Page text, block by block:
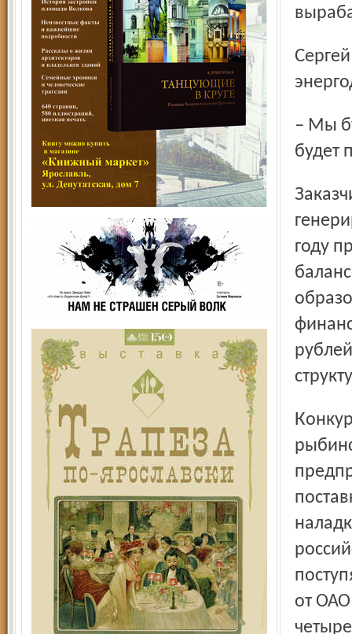
Сергей Алексеевич, остановившись на вопросе снижения
– Мы будем развивать и дальше малую энергетику. Это
будет
Заказчик строительства – ОАО «Ярославская
году
Конкурс на строительство станции «под ключ» выиграло
от